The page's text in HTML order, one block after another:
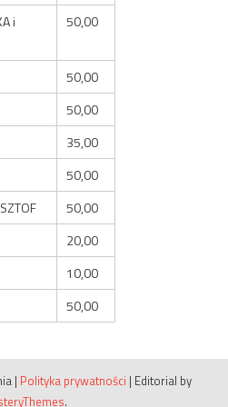
i
50,00
50,00
50,00
35,00
50,00
50,00
20,00
10,00
50,00
| Polityka prywatności | Editorial by
.